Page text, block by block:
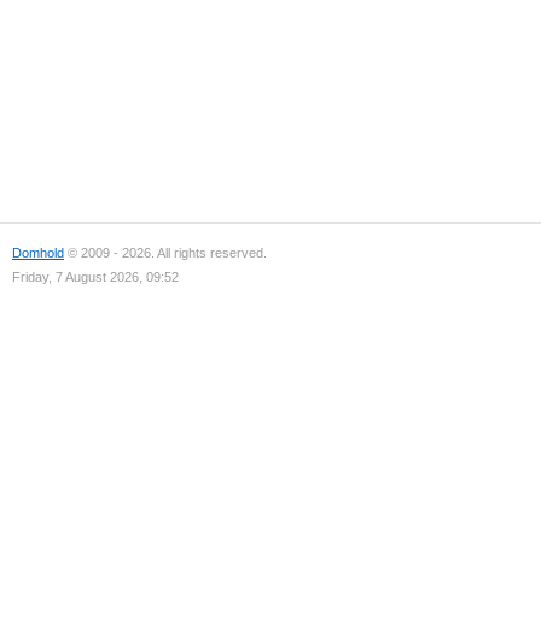
Domhold © 2009 - 2026. All rights reserved.
Friday, 7 August 2026, 09:52